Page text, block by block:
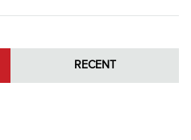
RECENT